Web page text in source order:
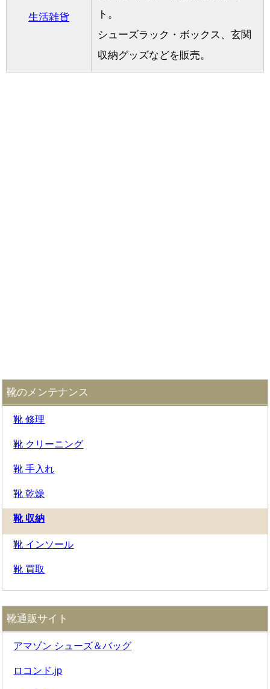
生活雑貨
ト。
シューズラック・ボックス、玄関
収納グッズなどを販売。
靴のメンテナンス
靴 修理
靴 クリーニング
靴 手入れ
靴 乾燥
靴 収納
靴 インソール
靴 買取
靴通販サイト
アマゾン シューズ＆バッグ
ロコンド.jp